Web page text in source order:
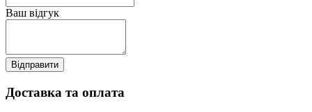
Ваш відгук
Відправити
Доставка та оплата